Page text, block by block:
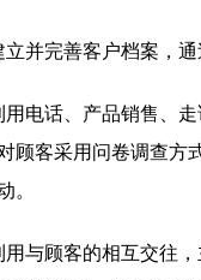
立并完善客户档案，
用电话、产品销售、
顾客采用问卷调查方
。
用与顾客的相互交往